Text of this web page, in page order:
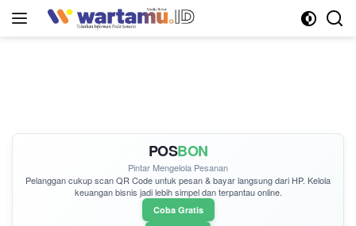
POSBON
Pintar Mengelola Pesanan
Pelanggan cukupscan QR Codeuntuk pesan & bayar langsung dari HP. Kelola
keuangan bisnis jadi lebih simpel dan terpantau online.
Coba Gratis